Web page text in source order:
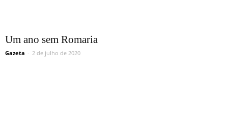
Um ano sem Romaria
Gazeta - 2 de julho de 2020